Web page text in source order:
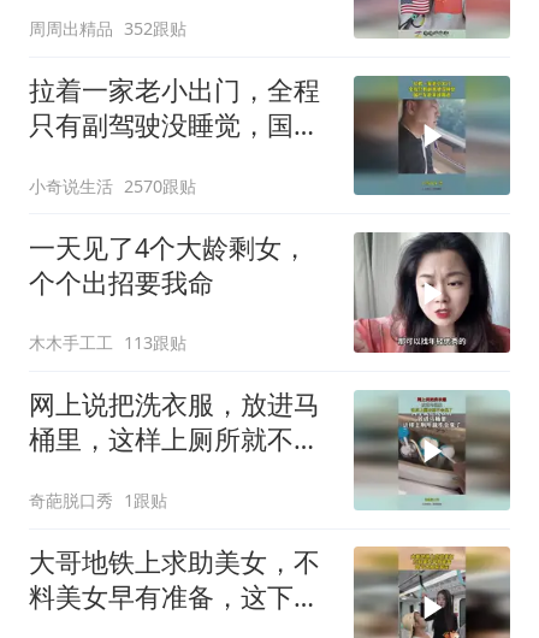
周周出精品 352跟贴
拉着一家老小出门，全程
只有副驾驶没睡觉，国产
小奇说生活 2570跟贴
一天见了4个大龄剩女，
个个出招要我命
木木手工工 113跟贴
网上说把洗衣服，放进马
桶里，这样上厕所就不会
奇葩脱口秀 1跟贴
大哥地铁上求助美女，不
料美女早有准备，这下大